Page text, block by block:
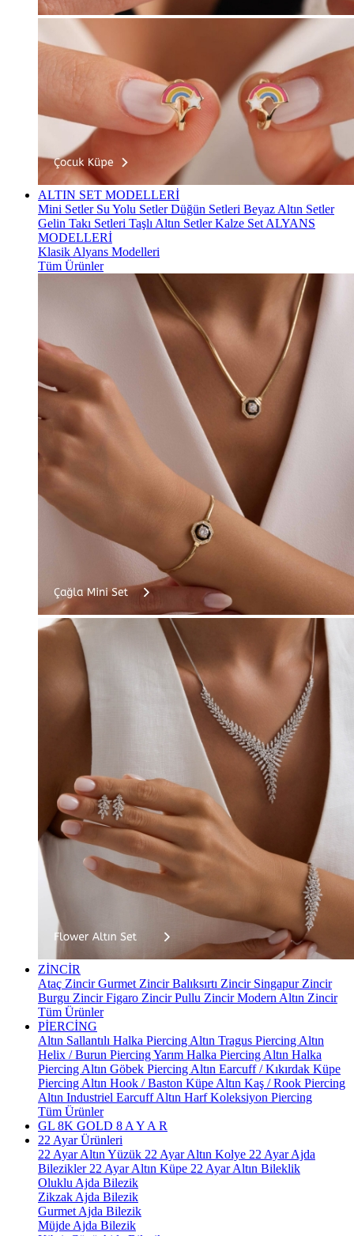
ALTIN SET MODELLERİ
Mini Setler Su Yolu SetlerDüğün Setleri Beyaz Altın Setler
Gelin Takı Setleri Taşlı Altın SetlerKalze Set ALYANS
MODELLERİ
Klasik Alyans Modelleri
Tüm Ürünler
ZİNCİR
Ataç ZincirGurmet ZincirBalıksırtı Zincir Singapur Zincir
Burgu ZincirFigaro ZincirPullu ZincirModern Altın Zincir
Tüm Ürünler
PİERCİNG
Altın Sallantılı Halka Piercing Altın Tragus Piercing Altın
Helix / Burun PiercingYarım Halka Piercing Altın Halka
Piercing Altın Göbek Piercing Altın Earcuff / Kıkırdak Küpe
Piercing Altın Hook / Baston Küpe Altın Kaş / Rook Piercing
Altın Industriel EarcuffAltın Harf Koleksiyon Piercing
Tüm Ürünler
GL 8K GOLD 8 A Y A R
22 Ayar Ürünleri
22 Ayar Altın Yüzük 22 Ayar Altın Kolye 22 Ayar Ajda
Bilezikler 22 Ayar Altın Küpe 22 Ayar Altın Bileklik
Oluklu Ajda Bilezik
Zikzak Ajda Bilezik
Gurmet Ajda Bilezik
Müjde Ajda Bilezik